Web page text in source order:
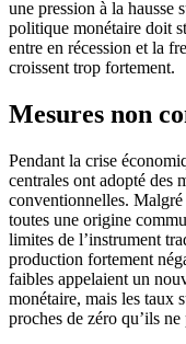
une pression à la hausse
politique monétaire doit
entre en récession et la
croissent trop fortement.
Mesures non
Pendant la crise
centrales ont adopté des
conventionnelles. Malgré
toutes une origine
limites de l’instrument
production fortement
faibles appelaient un
monétaire, mais les taux
proches de zéro qu’ils